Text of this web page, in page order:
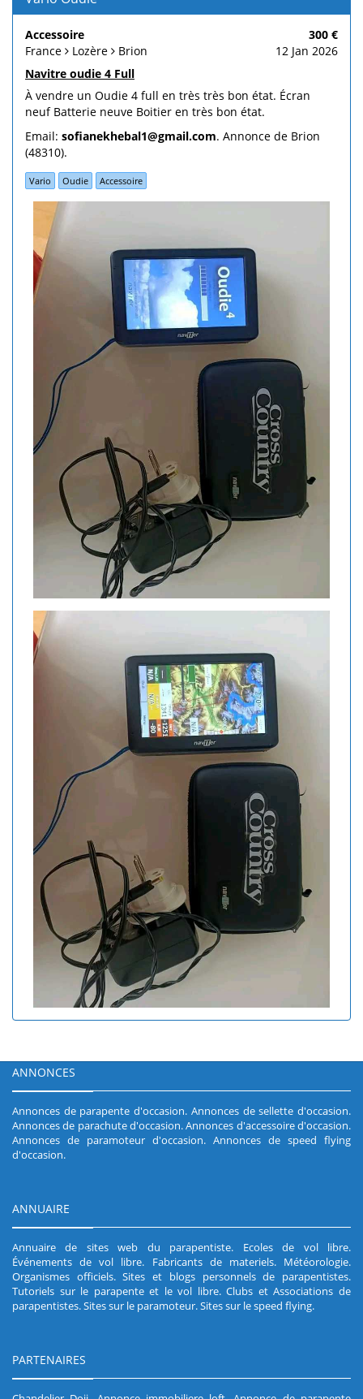
Accessoire
300 €
France
Lozère Brion
12 Jan 2026
Navitre oudie 4 Full
À vendre un Oudie 4 full en très très bon état. Écran
neuf Batterie neuve Boitier en très bon état.
Email: sofianekhebal1@gmail.com. Annonce de Brion
(48310).
Vario Oudie Accessoire
ANNONCES
Annonces de parapente d'occasion. Annonces de sellette d'occasion.
Annonces de parachute d'occasion.Annonces d'accessoire d'occasion.
Annonces de paramoteur d'occasion. Annonces de speed flying
d'occasion.
ANNUAIRE
Annuaire de sites web du parapentiste. Ecoles de vol libre.
Événements de vol libre. Fabricants de materiels. Météorologie.
Organismes officiels.Sites et blogs personnels de parapentistes.
Tutoriels sur le parapente et le vol libre.Clubs et Associations de
parapentistes.Sites sur le paramoteur.Sites sur le speed flying.
PARTENAIRES